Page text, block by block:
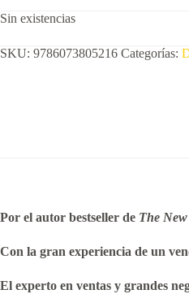
Sin existencias
SKU: 9786073805216 Categorías:
Por el autor bestseller de The
Con la gran experiencia de un
El experto en ventas y grandes